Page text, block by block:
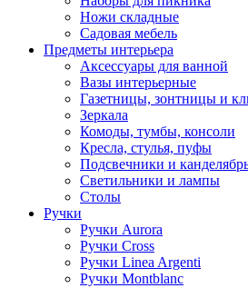
Ножи складные
Садовая мебель
Предметы интерьера
Аксессуары для ванной
Вазы интерьерные
Газетницы, зонтницы и
Зеркала
Комоды, тумбы, консоли
Кресла, стулья, пуфы
Подсвечники и
Светильники и лампы
Столы
Ручки
Ручки Aurora
Ручки Cross
Ручки Linea Argenti
Ручки Montblanc